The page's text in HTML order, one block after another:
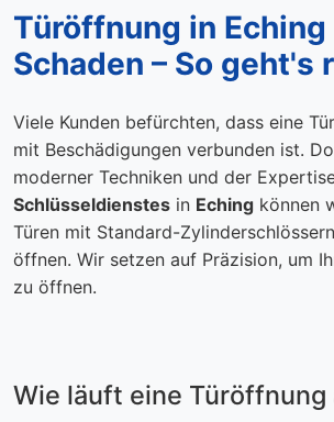
Türöffnung in Eching
Schaden – So geht's
Viele Kunden befürchten, dass eine
mit Beschädigungen verbunden ist.
moderner Techniken und der
Schlüsseldienstes in Eching können
Türen mit Standard-
öffnen. Wir setzen auf Präzision, um
zu öffnen.
Wie läuft eine Türöffnung